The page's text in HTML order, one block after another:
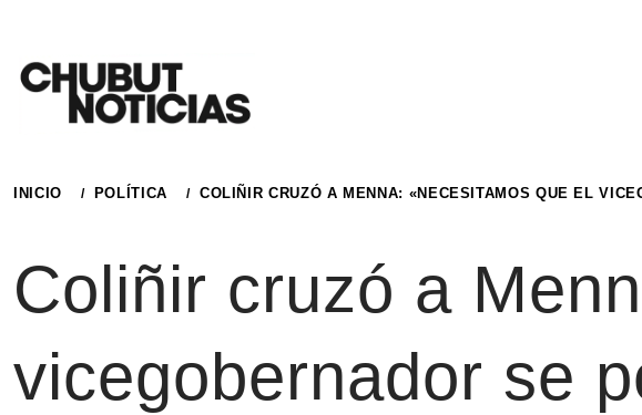
contenido
INICIO POLÍTICA COLIÑIR CRUZÓ A MENNA: «NECESITAMOS QUE EL
Coliñir cruzó a
vicegobernador se